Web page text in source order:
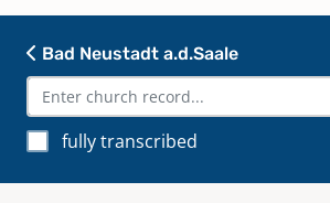
Bad Neustadt a.d.Saale
fully transcribed